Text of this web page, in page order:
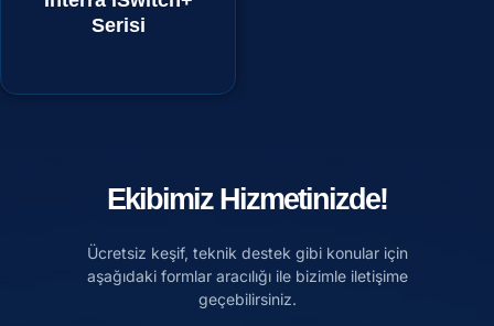
Serisi
Ekibimiz Hizmetinizde!
Ücretsiz keşif, teknik destek gibi konular için
aşağıdaki formlar aracılığı ile bizimle iletişime
geçebilirsiniz.